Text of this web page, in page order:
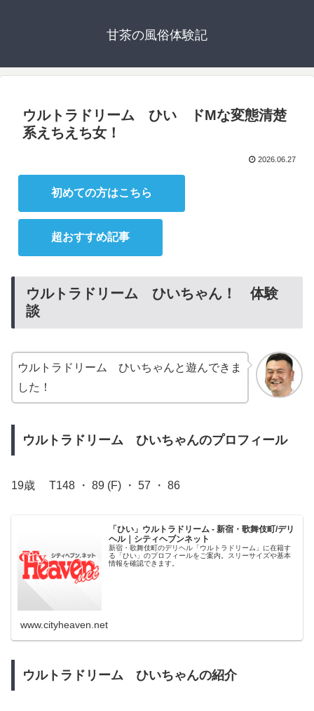
甘茶の風俗体験記
ウルトラドリーム ひい ドMな変態清楚
系えちえち女！
2026.06.27
初めての方はこちら
超おすすめ記事
ウルトラドリーム ひいちゃん！ 体験
談
ウルトラドリーム ひいちゃんと遊んできま
した！
ウルトラドリーム ひいちゃんのプロフィール
19歳 T148 ・ 89 (F) ・ 57 ・ 86
「ひい」ウルトラドリーム - 新宿・歌舞伎町/デリ
ヘル｜シティヘブンネット
新宿・歌舞伎町のデリヘル「ウルトラドリーム」に在籍す
る「ひい」のプロフィールをご案内。スリーサイズや基本
情報を確認できます。
www.cityheaven.net
ウルトラドリーム ひいちゃんの紹介